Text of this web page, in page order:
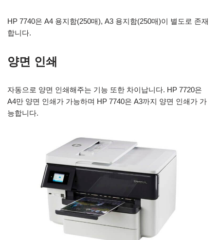
HP 7740은 A4 용지함(250매), A3 용지함(250매)이 별도로 존재
합니다.
양면 인쇄
자동으로 양면 인쇄해주는 기능 또한 차이납니다. HP 7720은
A4만 양면 인쇄가 가능하며 HP 7740은 A3까지 양면 인쇄가 가
능합니다.